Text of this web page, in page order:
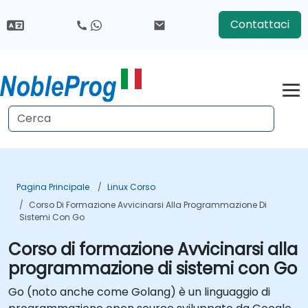
Contattaci
Pagina Principale
Linux Corso
Corso Di Formazione Avvicinarsi Alla Programmazione Di
Sistemi Con Go
Corso di formazione Avvicinarsi alla
programmazione di sistemi con Go
Go (noto anche come Golang) è un linguaggio di